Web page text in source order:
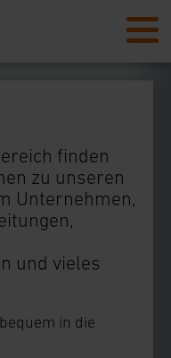
finden
zu unseren
Unternehmen,
und vieles
in die